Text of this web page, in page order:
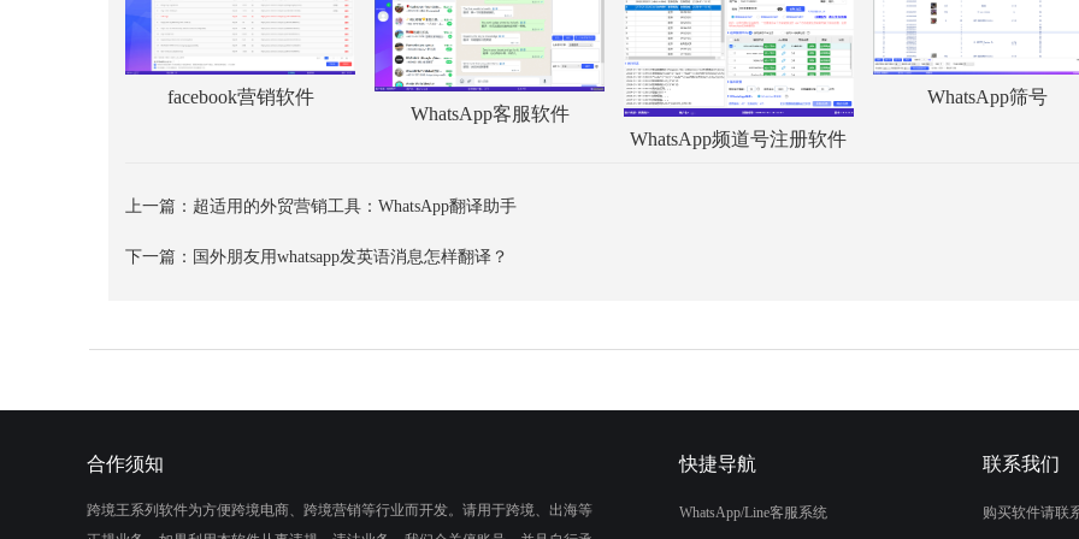
facebook营销软件
WhatsApp客服软件
WhatsApp频道号注册软件
WhatsApp筛号
上一篇： 超适用的外贸营销工具：WhatsApp翻译助手
下一篇： 国外朋友用whatsapp发英语消息怎样翻译？
合作须知
跨境王系列软件为方便跨境电商、跨境营销等行业而开发。请用于跨境、出海等
快捷导航
WhatsApp/Line客服系统
联系我们
购买软件请联